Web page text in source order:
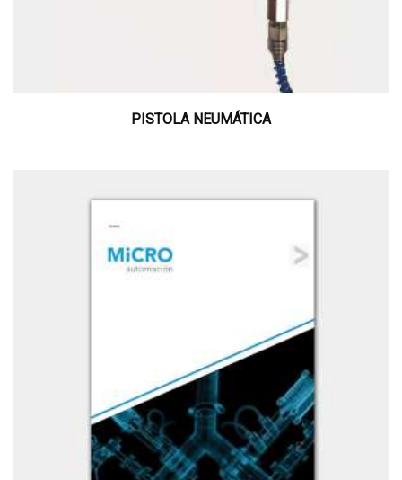
PISTOLA NEUMÁTICA